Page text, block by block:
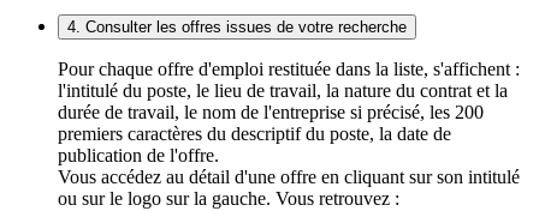
4. Consulter les offres issues de votre recherche
Pour chaque offre d'emploi restituée dans la liste, s'affichent :
l'intitulé du poste, le lieu de travail, la nature du contrat et la
durée de travail, le nom de l'entreprise si précisé, les 200
premiers caractères du descriptif du poste, la date de
publication de l'offre.
Vous accédez au détail d'une offre en cliquant sur son intitulé
ou sur le logo sur la gauche. Vous retrouvez :